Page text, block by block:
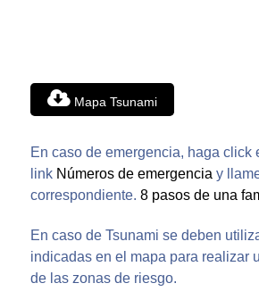
Mapa Tsunami
En caso de emergencia, haga click
link Números de emergencia y
correspondiente. 8 pasos de una
En caso de Tsunami se deben
indicadas en el mapa para realizar
de las zonas de riesgo.